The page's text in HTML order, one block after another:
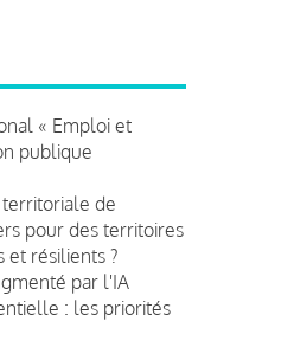
« Emploi et
publique
de
pour des territoires
et résilients ?
par l'IA
: les priorités